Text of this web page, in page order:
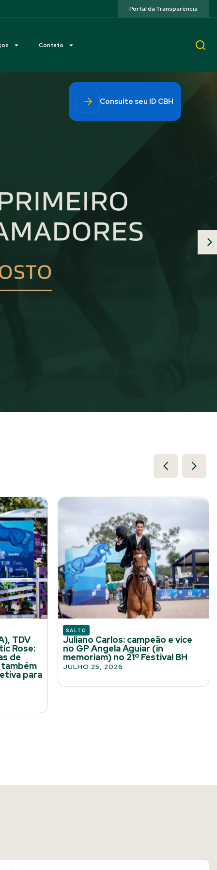
Portal da Transparência
Consulte seu ID CBH
Contato
TDV
Rose:
de
para
SALTO
Juliano Carlos: campeão e vice
no GP Angela Aguiar (in
memoriam) no 21º Festival BH
JULHO 25, 2026